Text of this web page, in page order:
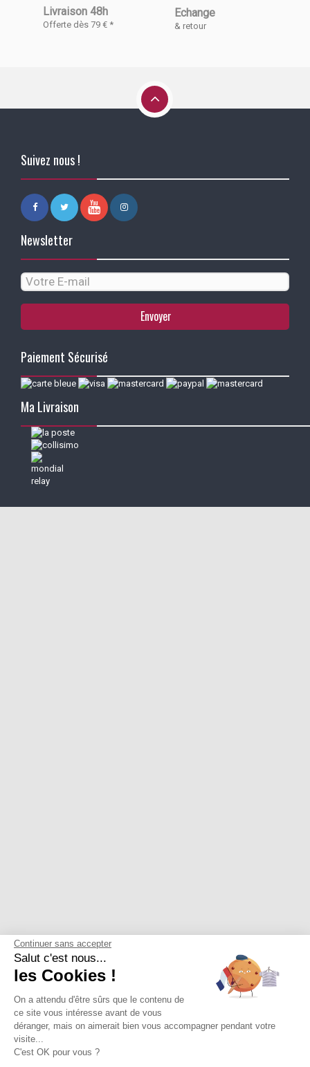
Livraison 48h
Offerte dès 79 € *
Echange
& retour
Suivez nous !
Newsletter
Envoyer
Paiement Sécurisé
Ma Livraison
Continuer sans accepter
Salut c'est nous...
les Cookies !
On a attendu d'être sûrs que le contenu de
ce site vous intéresse avant de vous
déranger, mais on aimerait bien vous accompagner pendant votre
visite...
C'est OK pour vous ?